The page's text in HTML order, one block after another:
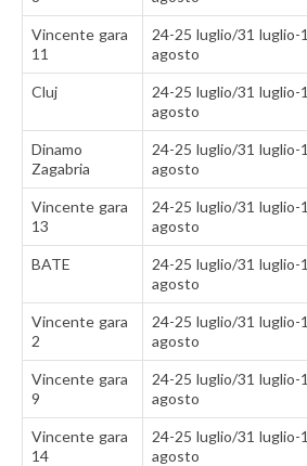
Vincente gara
11
24-25 luglio/31 luglio-1
agosto
Cluj
24-25 luglio/31 luglio-1
agosto
Dinamo
Zagabria
24-25 luglio/31 luglio-1
agosto
Vincente gara
13
24-25 luglio/31 luglio-1
agosto
BATE
24-25 luglio/31 luglio-1
agosto
Vincente gara
2
24-25 luglio/31 luglio-1
agosto
Vincente gara
9
24-25 luglio/31 luglio-1
agosto
Vincente gara
14
24-25 luglio/31 luglio-1
agosto